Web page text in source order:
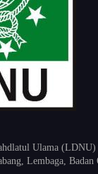
Ulama
Lembaga,